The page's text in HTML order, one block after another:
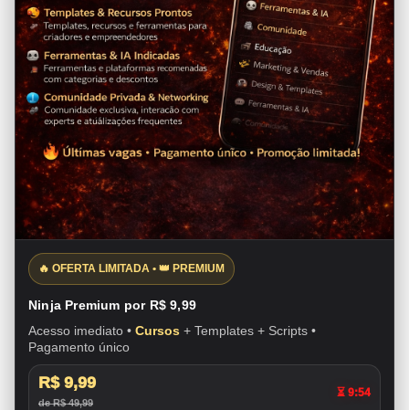
🔥 OFERTA LIMITADA • 👑 PREMIUM
Ninja Premium por R$ 9,99
Acesso imediato • Cursos + Templates + Scripts •
Pagamento único
R$ 9,99
de R$ 49,99
⏳ 9:53